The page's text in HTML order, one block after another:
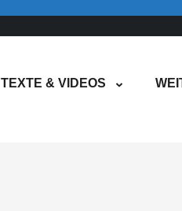
TEXTE & VIDEOS